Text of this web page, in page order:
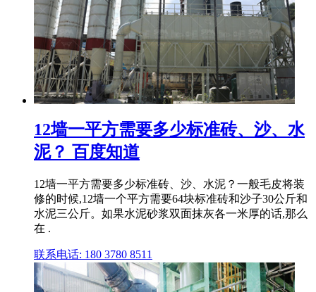
12墙一平方需要多少标准砖、沙、水
泥？ 百度知道
12墙一平方需要多少标准砖、沙、水泥？一般毛皮将装
修的时候,12墙一个平方需要64块标准砖和沙子30公斤和
水泥三公斤。如果水泥砂浆双面抹灰各一米厚的话,那么
在 .
联系电话: 180 3780 8511